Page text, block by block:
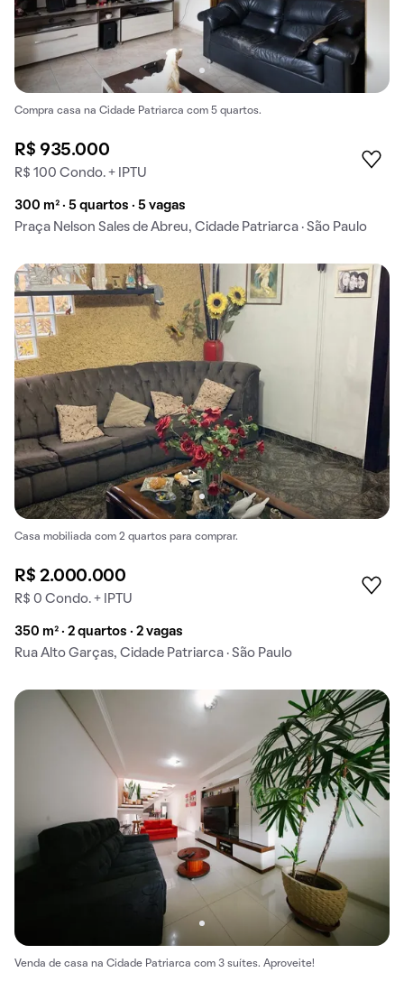
Compra casa na Cidade Patriarca com 5 quartos.
R$ 935.000
R$ 100 Condo. + IPTU
300 m² · 5 quartos · 5 vagas
Praça Nelson Sales de Abreu, Cidade Patriarca · São Paulo
Casa mobiliada com 2 quartos para comprar.
R$ 2.000.000
R$ 0 Condo. + IPTU
350 m² · 2 quartos · 2 vagas
Rua Alto Garças, Cidade Patriarca · São Paulo
Venda de casa na Cidade Patriarca com 3 suítes. Aproveite!